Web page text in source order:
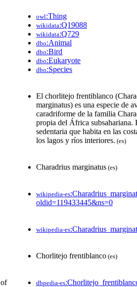
owl:Thing
wikidata:Q19088
wikidata:Q729
dbo:Animal
dbo:Bird
dbo:Eukaryote
dbo:Species
El chorlitejo frentiblanco
marginatus)​ es una especie de
caradriforme de la familia
propia del África subsahariana.
sedentaria que habita en las
los lagos y ríos interiores. (es)
Charadrius marginatus (es)
wikipedia-es
oldid=119433445&ns=0
wikipedia-es
Chorlitejo frentiblanco (es)
of dbpedia-es